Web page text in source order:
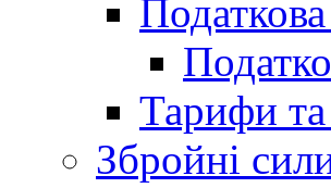
Тарифи та
Збройні